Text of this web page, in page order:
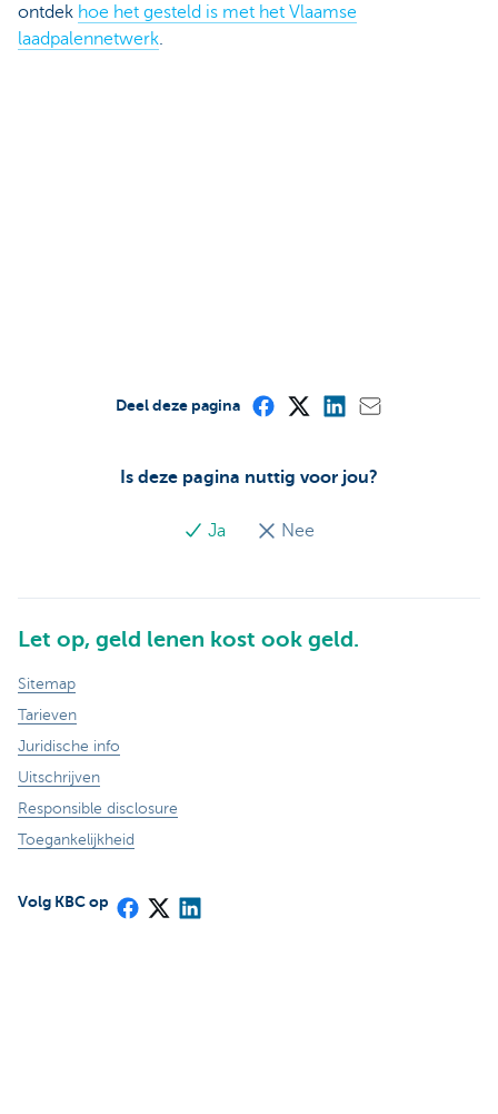
ontdek hoe het gesteld is met het Vlaamse
laadpalennetwerk
Is deze pagina nuttig voor jou?
Ja Nee
Deel deze pagina
Let op, geld lenen kost ook geld.
Sitemap
Tarieven
Juridische info
Uitschrijven
Responsible disclosure
Toegankelijkheid
Volg KBC op